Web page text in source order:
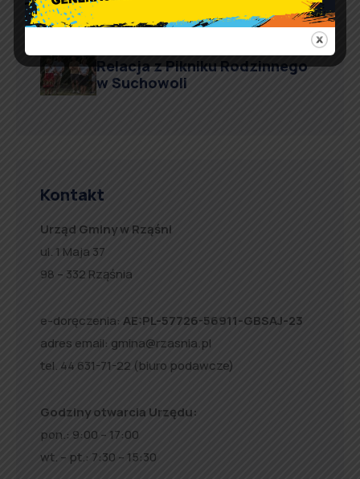
Relacja z Pikniku Rodzinnego
w Suchowoli
Kontakt
Urząd Gminy w Rząśni
ul. 1 Maja 37
98 – 332 Rząśnia
e-doręczenia: AE:PL-57726-56911-GBSAJ-23
adres email: gmina@rzasnia.pl
tel. 44 631-71-22 (biuro podawcze)
Godziny otwarcia Urzędu:
pon.: 9:00 – 17:00
wt. – pt.: 7:30 – 15:30